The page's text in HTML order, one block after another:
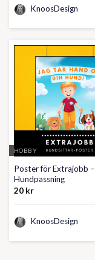
KnoosDesign
HOBBY
Poster för Extrajobb –
Hundpassning
20 kr
KnoosDesign